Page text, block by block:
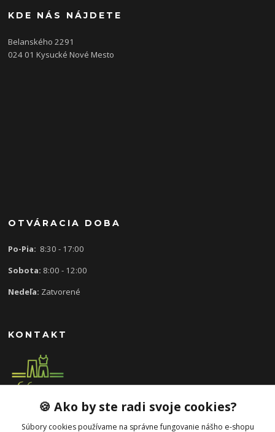
KDE NÁS NÁJDETE
Belanského 2291
024 01 Kysucké Nové Mesto
OTVÁRACIA DOBA
Po-Pia: 8:30 - 17:00
Sobota: 8:00 - 12:00
Nedeľa: Zatvorené
KONTAKT
0907 613 939
🍪 Ako by ste radi svoje cookies?
Súbory cookies používame na správne fungovanie nášho e-shopu